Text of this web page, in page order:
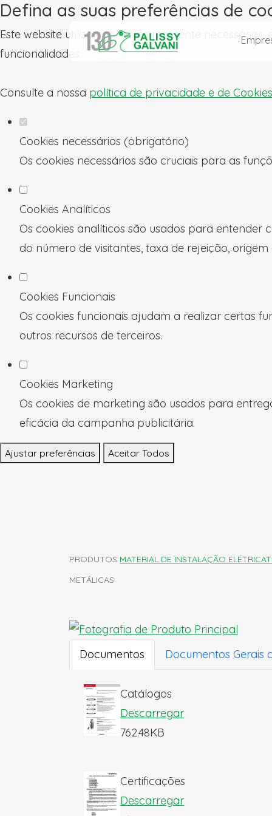
Defina as suas preferências de
Este website utiliza cookies estritamente
funcionalidades.
Consulte a nossa política de privacidade e de Cookies
Cookies necessários (obrigatório)
Os cookies necessários são cruciais para as
Cookies Analíticos
Os cookies analíticos são usados para entender
do número de visitantes, taxa de rejeição, origem
Cookies Funcionais
Os cookies funcionais ajudam a realizar certas
outros recursos de terceiros.
Cookies Marketing
Os cookies de marketing são usados para
eficácia da campanha publicitária.
Ajustar preferências Aceitar Todos
PRODUTOS MATERIAL DE INSTALAÇÃO ELÉTRICA
METÁLICAS
Documentos Documentos Gerais
Catálogos
Descarregar
762.48KB
Certificações
Descarregar